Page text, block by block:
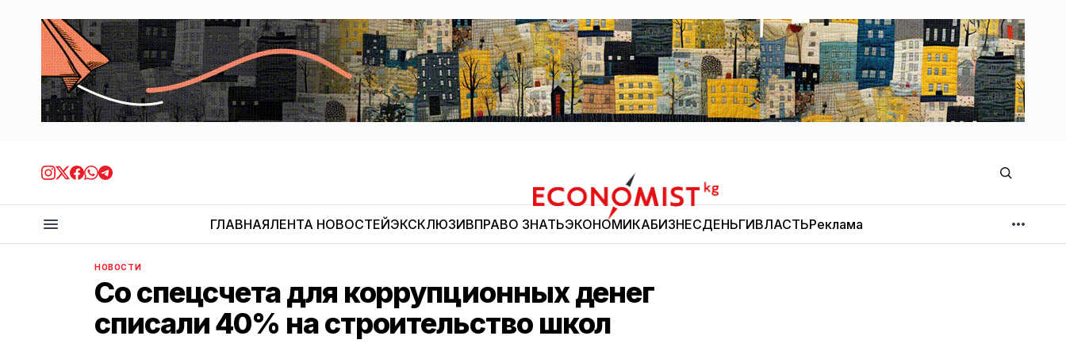
Economist.kg
ГЛАВНАЯЛЕНТА НОВОСТЕЙЭКСКЛЮЗИВПРАВО ЗНАТЬЭКОНОМИКАБИЗНЕСДЕНЬГИВЛАСТЬРеклама
МНЕНИЕ
НОВОСТИ
Со спецсчета для коррупционных денег
списали 40% на строительство школ